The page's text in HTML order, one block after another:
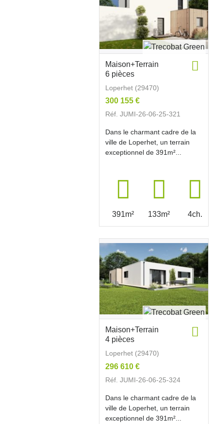
Maison+Terrain
6 pièces
Loperhet (29470)
300 155 €
Réf. JUMI-26-06-25-321
Dans le charmant cadre de la
ville de Loperhet, un terrain
exceptionnel de 391m²...
391m² 133m² 4ch.
Maison+Terrain
4 pièces
Loperhet (29470)
296 610 €
Réf. JUMI-26-06-25-324
Dans le charmant cadre de la
ville de Loperhet, un terrain
exceptionnel de 391m²...